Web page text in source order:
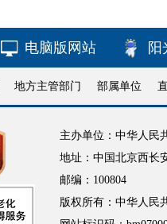
电脑版网站 阳
地方主管部门 部属单位
主办单位：中华人民
地址：中国北京西长
邮编：100804
版权所有：中华人民